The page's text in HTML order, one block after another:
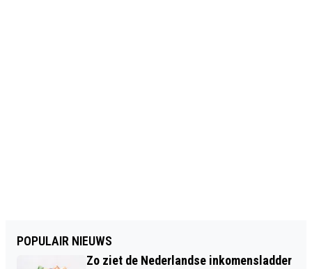
POPULAIR NIEUWS
Zo ziet de Nederlandse inkomensladder